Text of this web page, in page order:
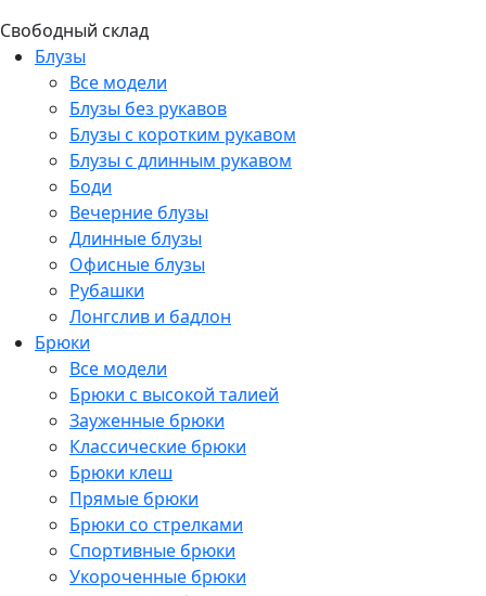
Свободный склад
Блузы
Все модели
Блузы без рукавов
Блузы с коротким рукавом
Блузы с длинным рукавом
Боди
Вечерние блузы
Длинные блузы
Офисные блузы
Рубашки
Лонгслив и бадлон
Брюки
Все модели
Брюки с высокой талией
Зауженные брюки
Классические брюки
Брюки клеш
Прямые брюки
Брюки со стрелками
Спортивные брюки
Укороченные брюки